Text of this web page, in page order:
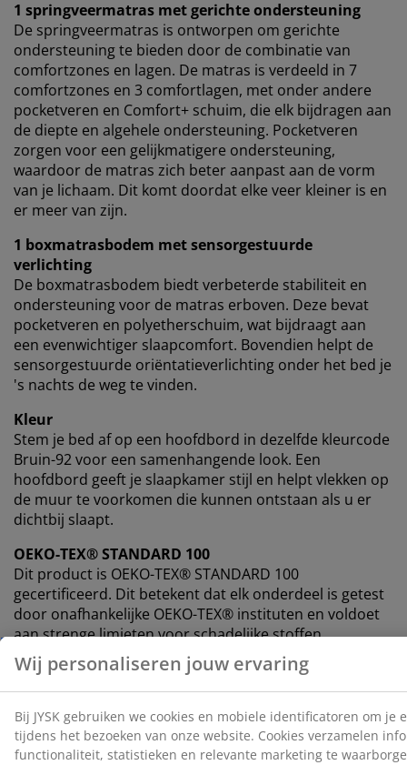
1 springveermatras met gerichte ondersteuning
De springveermatras is ontworpen om gerichte
ondersteuning te bieden door de combinatie van
comfortzones en lagen. De matras is verdeeld in 7
comfortzones en 3 comfortlagen, met onder andere
pocketveren en Comfort+ schuim, die elk bijdragen aan
de diepte en algehele ondersteuning. Pocketveren
zorgen voor een gelijkmatigere ondersteuning,
waardoor de matras zich beter aanpast aan de vorm
van je lichaam. Dit komt doordat elke veer kleiner is en
er meer van zijn.
1 boxmatrasbodem met sensorgestuurde
verlichting
De boxmatrasbodem biedt verbeterde stabiliteit en
ondersteuning voor de matras erboven. Deze bevat
pocketveren en polyetherschuim, wat bijdraagt ​​aan
een evenwichtiger slaapcomfort. Bovendien helpt de
sensorgestuurde oriëntatieverlichting onder het bed je
's nachts de weg te vinden.
Kleur
Stem je bed af op een hoofdbord in dezelfde kleurcode
Bruin-92 voor een samenhangende look. Een
hoofdbord geeft je slaapkamer stijl en helpt vlekken op
de muur te voorkomen die kunnen ontstaan ​​als u er
dichtbij slaapt.
OEKO-TEX® STANDARD 100
Dit product is OEKO-TEX® STANDARD 100
gecertificeerd. Dit betekent dat elk onderdeel is getest
door onafhankelijke OEKO-TEX® instituten en voldoet
aan strenge limieten voor schadelijke stoffen.
FSC® Mix
Het FSC® Mix label geeft aan dat al het hout en de
bosmaterialen in dit product afkomstig zijn van een
combinatie van FSC®-gecertificeerde bossen,
gerecyclede bronnen of FSC®-gecontroleerd hout.